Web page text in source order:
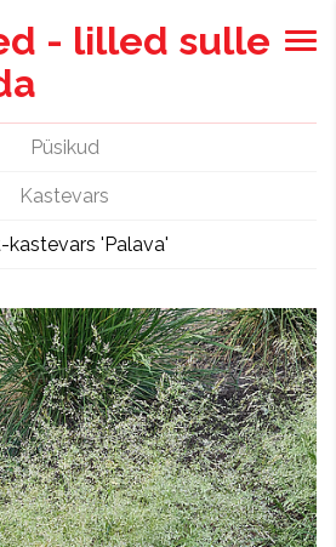
- lilled sulle
Püsikud
Kastevars
kastevars 'Palava'